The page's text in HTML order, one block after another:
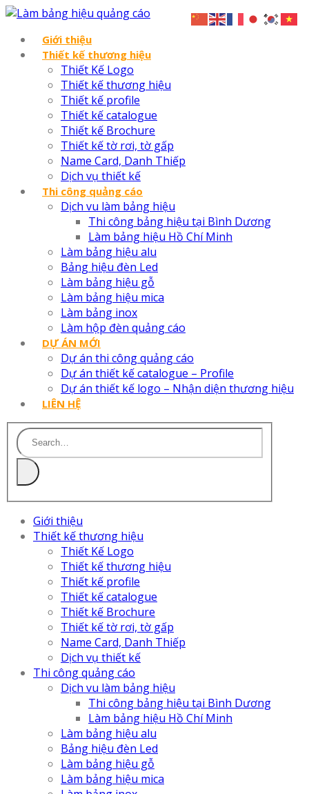
Giới thiệu
Thiết kế thương hiệu
Thiết Kế Logo
Thiết kế thương hiệu
Thiết kế profile
Thiết kế catalogue
Thiết kế Brochure
Thiết kế tờ rơi, tờ gấp
Name Card, Danh Thiếp
Dịch vụ thiết kế
Thi công quảng cáo
Dịch vu làm bảng hiệu
Thi công bảng hiệu tại Bình Dương
Làm bảng hiệu Hồ Chí Minh
Làm bảng hiệu alu
Bảng hiệu đèn Led
Làm bảng hiệu gỗ
Làm bảng hiệu mica
Làm bảng inox
Làm hộp đèn quảng cáo
DỰ ÁN MỚI
Dự án thi công quảng cáo
Dự án thiết kế catalogue – Profile
Dự án thiết kế logo – Nhận diện thương hiệu
LIÊN HỆ
Giới thiệu
Thiết kế thương hiệu
Thiết Kế Logo
Thiết kế thương hiệu
Thiết kế profile
Thiết kế catalogue
Thiết kế Brochure
Thiết kế tờ rơi, tờ gấp
Name Card, Danh Thiếp
Dịch vụ thiết kế
Thi công quảng cáo
Dịch vu làm bảng hiệu
Thi công bảng hiệu tại Bình Dương
Làm bảng hiệu Hồ Chí Minh
Làm bảng hiệu alu
Bảng hiệu đèn Led
Làm bảng hiệu gỗ
Làm bảng hiệu mica